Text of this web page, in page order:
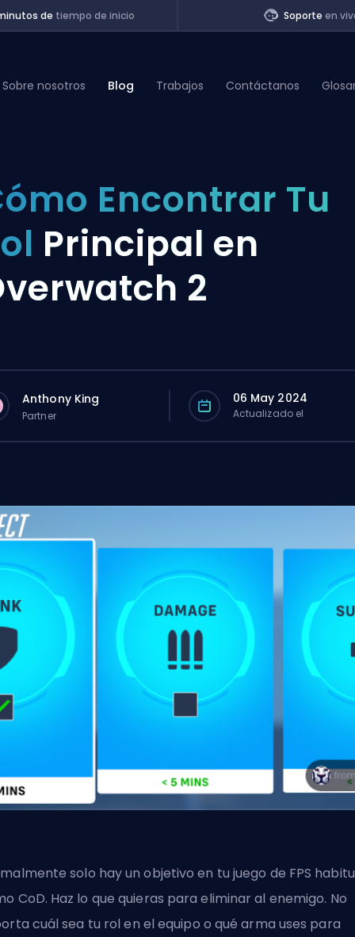
de tiempo de inicio Soporteen
Sobre nosotros Blog Trabajos Contáctanos
Encontrar Tu
Principal en
2
Anthony King
Partner
06 May 2024
Actualizado el
solo hay un objetivo en tu juego de FPS
CoD. Haz lo que quieras para eliminar al enemigo. No
cuál sea tu rol en el equipo o qué arma uses para